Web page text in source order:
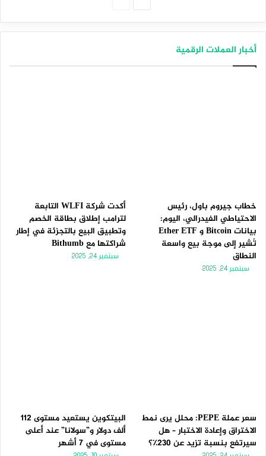
أخبار العملات الرقمية
خطاب جيروم باول، رئيس
الاحتياطي الفيدرالي، اليوم:
بيانات Bitcoin و Ether ETF
تُشير إلى موجة بيع واسعة
النطاق
سبتمبر 24, 2025
أكدت شركة WLFI التابعة
لترامب إطلاق بطاقة الخصم
وتطبيق البيع بالتجزئة في إطار
شراكتها مع Bithumb
سبتمبر 24, 2025
سعر عملة PEPE: محلل يرى نمط
الاختراق وإعادة الاختبار – هل
سيرتفع بنسبة تزيد عن 230٪؟
البيتكوين يستعيد مستوى 112
ألف دولار و”سولانا” عند أعلى
مستوى في 7 أشهر